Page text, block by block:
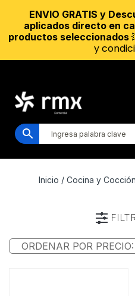
Inicio / Cocina y Cocción
Marca
ENVIO GRATIS y
aplicados directo en
productos seleccionados
y